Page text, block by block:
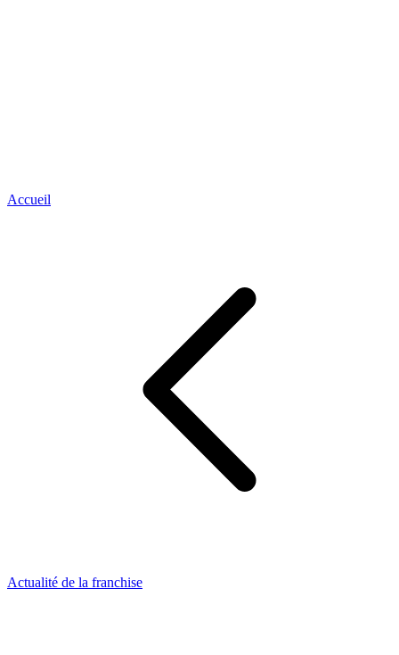
Accueil
Actualité de la franchise